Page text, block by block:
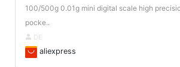
100/500g 0.01g mini digital scale high
pocke..
DE
aliexpress